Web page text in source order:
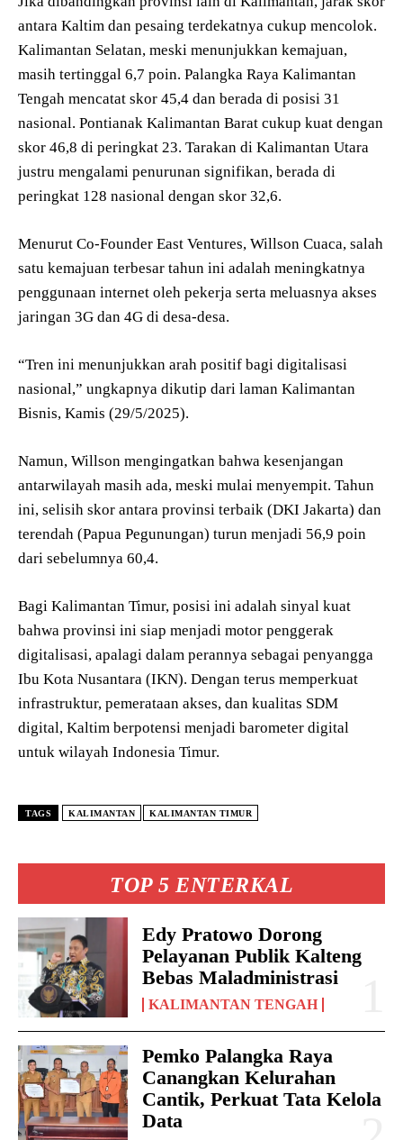
TOP 5 ENTERKAL
Edy Pratowo Dorong
Pelayanan Publik Kalteng
Bebas Maladministrasi
KALIMANTAN TENGAH
Pemko Palangka Raya
Canangkan Kelurahan
Cantik, Perkuat Tata Kelola
Data
antara Kaltim dan pesaing terdekatnya cukup mencolok.
Kalimantan Selatan, meski menunjukkan kemajuan,
masih tertinggal 6,7 poin. Palangka Raya Kalimantan
Tengah mencatat skor 45,4 dan berada di posisi 31
nasional. Pontianak Kalimantan Barat cukup kuat dengan
skor 46,8 di peringkat 23. Tarakan di Kalimantan Utara
justru mengalami penurunan signifikan, berada di
peringkat 128 nasional dengan skor 32,6.
Menurut Co-Founder East Ventures, Willson Cuaca, salah
satu kemajuan terbesar tahun ini adalah meningkatnya
penggunaan internet oleh pekerja serta meluasnya akses
jaringan 3G dan 4G di desa-desa.
“Tren ini menunjukkan arah positif bagi digitalisasi
nasional,” ungkapnya dikutip dari laman Kalimantan
Bisnis, Kamis (29/5/2025).
Namun, Willson mengingatkan bahwa kesenjangan
antarwilayah masih ada, meski mulai menyempit. Tahun
ini, selisih skor antara provinsi terbaik (DKI Jakarta) dan
terendah (Papua Pegunungan) turun menjadi 56,9 poin
dari sebelumnya 60,4.
Bagi Kalimantan Timur, posisi ini adalah sinyal kuat
bahwa provinsi ini siap menjadi motor penggerak
digitalisasi, apalagi dalam perannya sebagai penyangga
Ibu Kota Nusantara (IKN). Dengan terus memperkuat
infrastruktur, pemerataan akses, dan kualitas SDM
digital, Kaltim berpotensi menjadi barometer digital
untuk wilayah Indonesia Timur.
TAGS KALIMANTAN KALIMANTAN TIMUR